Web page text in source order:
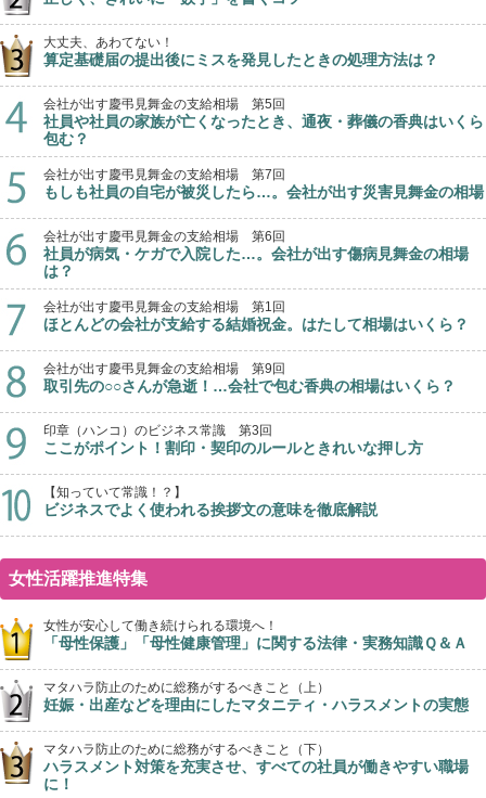
大丈夫、あわてない！
算定基礎届の提出後にミスを発見したときの処理方法は？
会社が出す慶弔見舞金の支給相場 第5回
社員や社員の家族が亡くなったとき、通夜・葬儀の香典はいくら
包む？
会社が出す慶弔見舞金の支給相場 第7回
もしも社員の自宅が被災したら…。会社が出す災害見舞金の相場
会社が出す慶弔見舞金の支給相場 第6回
社員が病気・ケガで入院した…。会社が出す傷病見舞金の相場
は？
会社が出す慶弔見舞金の支給相場 第1回
ほとんどの会社が支給する結婚祝金。はたして相場はいくら？
会社が出す慶弔見舞金の支給相場 第9回
取引先の○○さんが急逝！…会社で包む香典の相場はいくら？
印章（ハンコ）のビジネス常識 第3回
ここがポイント！割印・契印のルールときれいな押し方
【知っていて常識！？】
ビジネスでよく使われる挨拶文の意味を徹底解説
女性活躍推進特集
女性が安心して働き続けられる環境へ！
「母性保護」「母性健康管理」に関する法律・実務知識Ｑ＆Ａ
マタハラ防止のために総務がするべきこと（上）
妊娠・出産などを理由にしたマタニティ・ハラスメントの実態
マタハラ防止のために総務がするべきこと（下）
ハラスメント対策を充実させ、すべての社員が働きやすい職場
に！